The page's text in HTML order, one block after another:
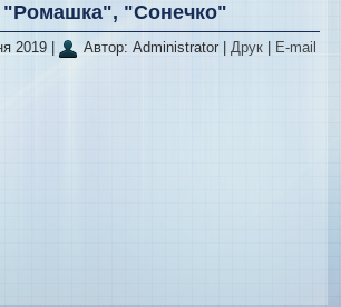
"Ромашка", "Сонечко"
2019 Автор: Administrator Друк
E-mail